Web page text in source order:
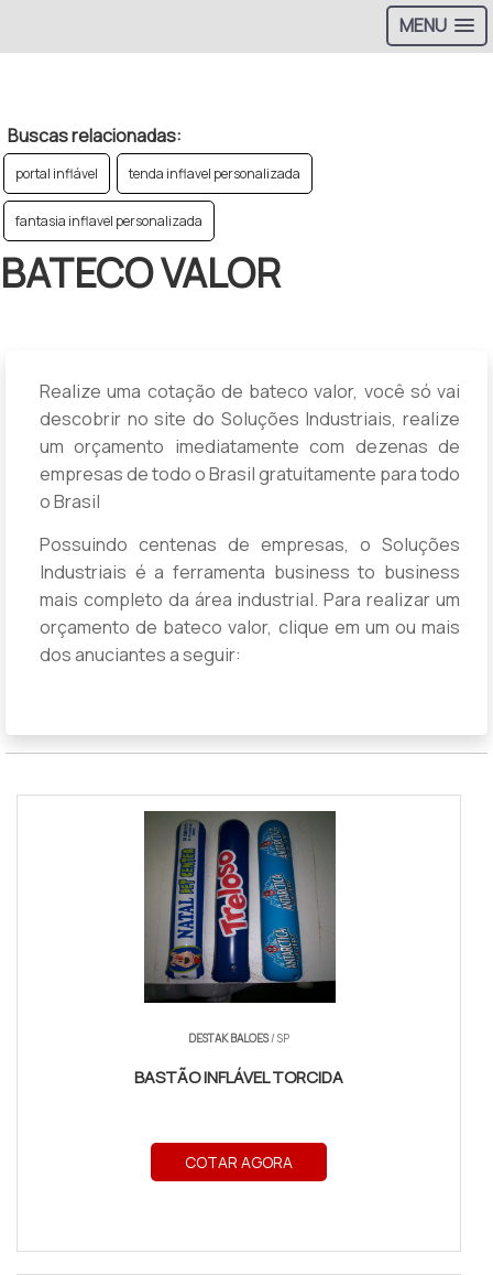
MENU
Buscas relacionadas:
portal inflável tenda inflavel personalizada
fantasia inflavel personalizada
BATECO VALOR
Realize uma cotação de bateco valor, você só vai
descobrir no site do Soluções Industriais, realize
um orçamento imediatamente com dezenas de
empresas de todo o Brasil gratuitamente para todo
o Brasil
Possuindo centenas de empresas, o Soluções
Industriais é a ferramenta business to business
mais completo da área industrial. Para realizar um
orçamento de bateco valor, clique em um ou mais
dos anuciantes a seguir:
DESTAK BALOES/ SP
BASTÃO INFLÁVEL TORCIDA
COTAR AGORA